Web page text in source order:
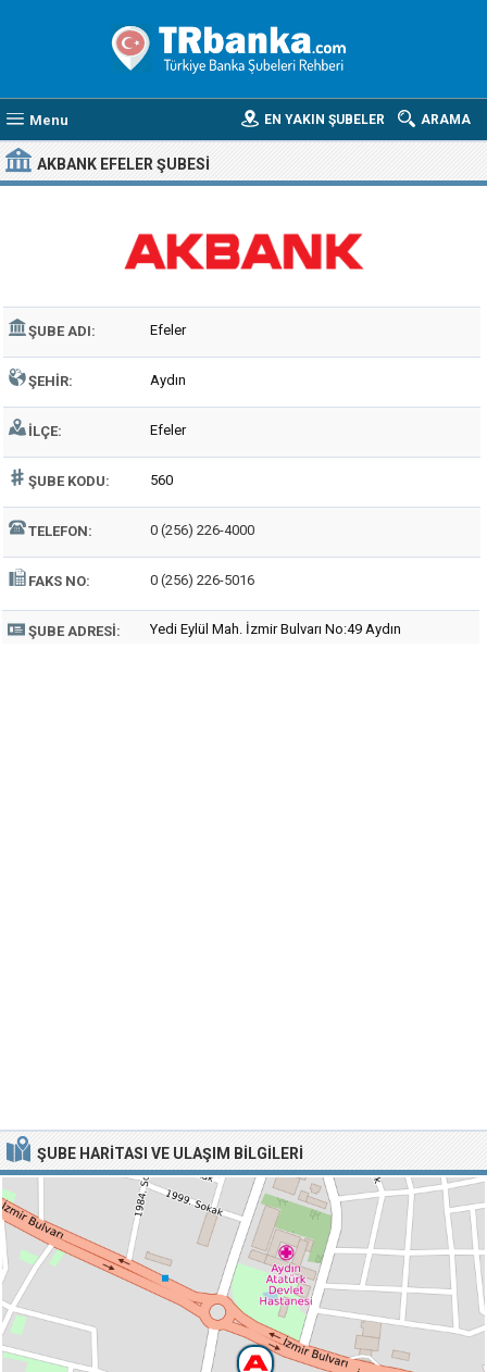
Menu ARAMA
EN YAKIN ŞUBELER
AKBANK EFELER ŞUBESI
ŞUBE ADI: Efeler
ŞEHIR: Aydın
İLÇE: Efeler
ŞUBE KODU: 560
TELEFON: 0 (256) 226-4000
FAKS NO: 0 (256) 226-5016
ŞUBE ADRESI: Yedi Eylül Mah. İzmir Bulvarı No:49 Aydın
ŞUBE HARITASI VE ULAŞIM BILGILERI